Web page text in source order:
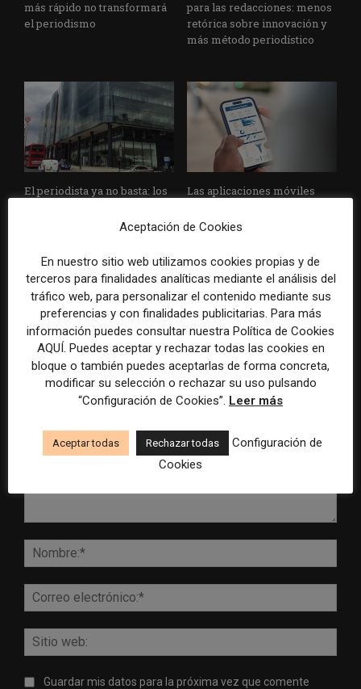
más rápido no transformará
el periodismo
para las redacciones: menos
retórica sobre innovación y
más método periodístico
El periodista ya no basta: los
sus redacciones con perfiles
años
Las aplicaciones móviles
como vía directa para
dependencia del tráfico
externo
DEJA UNA RESPUESTA
Guardar mis datos para la próxima vez que comente
Aceptación de Cookies
En nuestro sitio web utilizamos cookies propias y de
terceros para finalidades analíticas mediante el análisis del
tráfico web, para personalizar el contenido mediante sus
preferencias y con finalidades publicitarias. Para más
información puedes consultar nuestra Política de Cookies
AQUÍ. Puedes aceptar y rechazar todas las cookies en
bloque o también puedes aceptarlas de forma concreta,
modificar su selección o rechazar su uso pulsando
“Configuración de Cookies”. Leer más
Aceptar todas Rechazar todas
Configuración de
Cookies